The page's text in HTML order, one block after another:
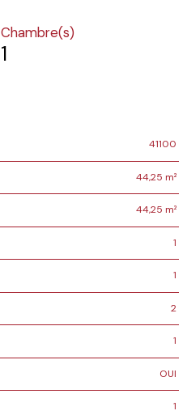
Chambre(s)
1
41100
44,25 m²
44,25 m²
1
1
2
1
OUI
1